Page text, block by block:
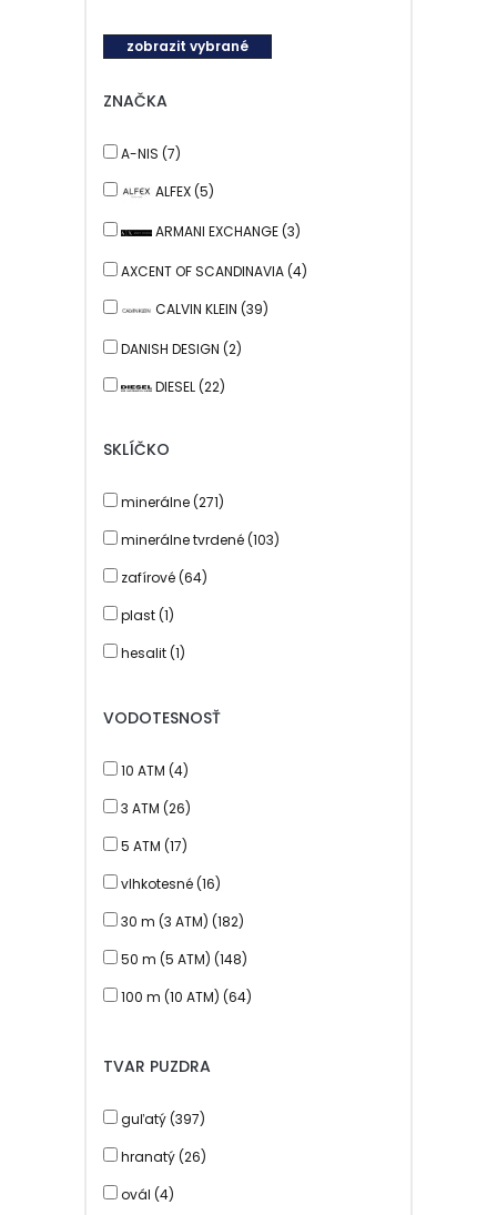
zobrazit vybrané
ZNAČKA
A-NIS (7)
ALFEX (5)
ARMANI EXCHANGE (3)
AXCENT OF SCANDINAVIA (4)
CALVIN KLEIN (39)
DANISH DESIGN (2)
DIESEL (22)
GANT (11)
GUARDO (8)
GUESS (2)
HANOWA (2)
INGERSOLL (25)
LOTUS (21)
MARC ECKO (10)
MG (224)
MICHAEL KORS (12)
OXBOW (10)
PARIS HILTON (9)
PHILIP PARKER (53)
SLAZENGER (3)
STORM (14)
SWISS MILITARY HANOWA (7)
SKLÍČKO
minerálne (271)
minerálne tvrdené (103)
zafírové (64)
plast (1)
hesalit (1)
VODOTESNOSŤ
10 ATM (4)
3 ATM (26)
5 ATM (17)
vlhkotesné (16)
30 m (3 ATM) (182)
50 m (5 ATM) (148)
100 m (10 ATM) (64)
TVAR PUZDRA
guľatý (397)
hranatý (26)
ovál (4)